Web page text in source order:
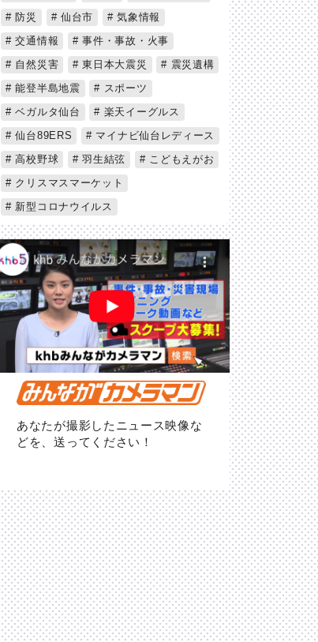
防災
仙台市
気象情報
交通情報
事件・事故・火事
自然災害
東日本大震災
震災遺構
能登半島地震
スポーツ
ベガルタ仙台
楽天イーグルス
仙台89ERS
マイナビ仙台レディース
高校野球
羽生結弦
こどもえがお
クリスマスマーケット
新型コロナウイルス
あなたが撮影したニュース映像な
どを、送ってください！